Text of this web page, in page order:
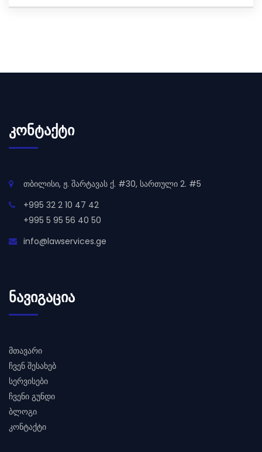
ᲙᲝᲜᲢᲐᲥᲢᲘ
თბილისი, ჟ. შარტავას ქ. #30, სართული 2. #5
+995 32 2 10 47 42
+995 5 95 56 40 50
info@lawservices.ge
ᲜᲐᲕᲘᲒᲐᲪᲘᲐ
მთავარი
ჩვენ შესახებ
სერვისები
ჩვენი გუნდი
ბლოგი
კონტაქტი